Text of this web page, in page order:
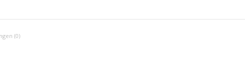
Facebook
X
(0)